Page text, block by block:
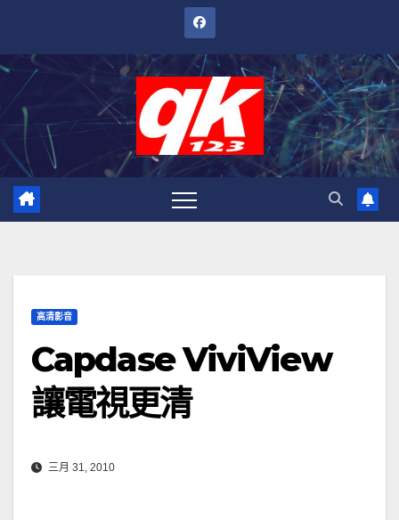
內
高清影音
Capdase ViviView
讓電視更清
三月 31, 2010